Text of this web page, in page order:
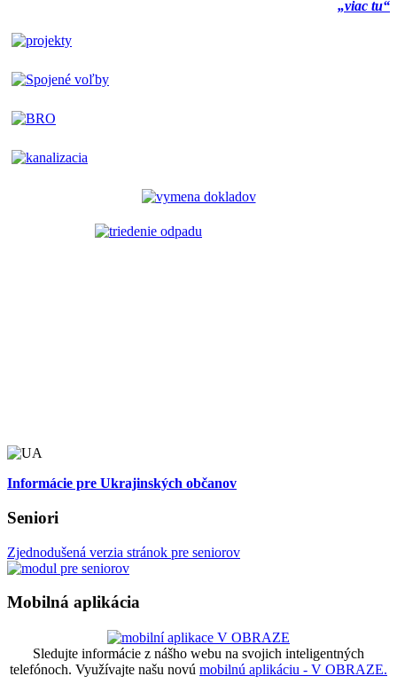
„viac tu“
Informácie pre Ukrajinských občanov
Seniori
Zjednodušená verzia stránok pre seniorov
Mobilná aplikácia
Sledujte informácie z nášho webu na svojich inteligentných
telefónoch. Využívajte našu novú mobilnú aplikáciu - V OBRAZE.